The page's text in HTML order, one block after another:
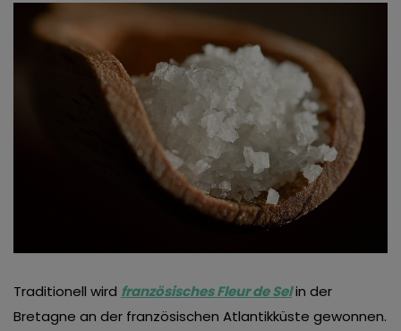
Traditionell wird französisches Fleur de Selin der
Bretagne an der französischen Atlantikküste gewonnen.